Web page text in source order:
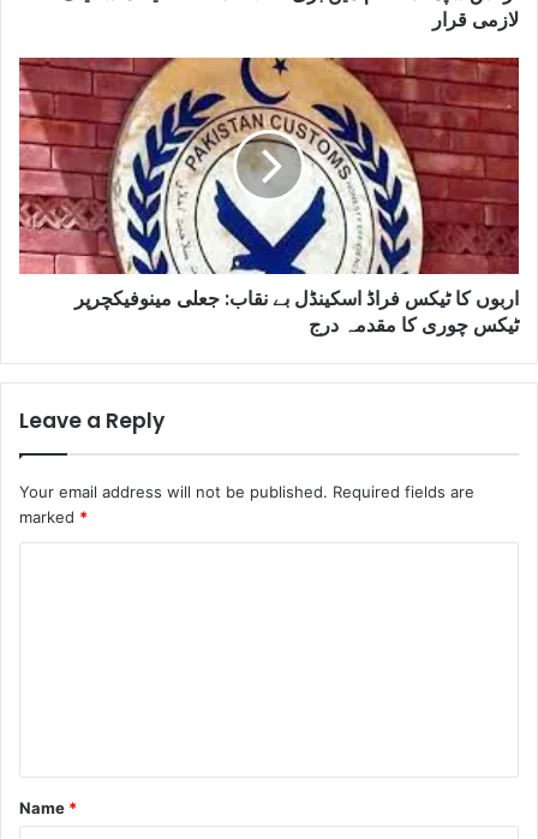
لازمی قرار
اربوں کا ٹیکس فراڈ اسکینڈل بے نقاب: جعلی مینوفیکچرپر
ٹیکس چوری کا مقدمہ درج
Leave a Reply
Your email address will not be published. Required fields are
marked *
t
*
Name *